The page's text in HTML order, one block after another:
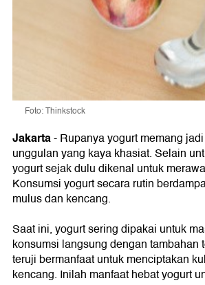
Foto: Thinkstock
Jakarta- Rupanya yogurt memang
unggulan yang kaya khasiat. Selain
yogurt sejak dulu dikenal untuk
Konsumsi yogurt secara rutin
mulus dan kencang.
Saat ini, yogurt sering dipakai untuk
konsumsi langsung dengan tambahan
teruji bermanfaat untuk menciptakan
kencang. Inilah manfaat hebat yogurt